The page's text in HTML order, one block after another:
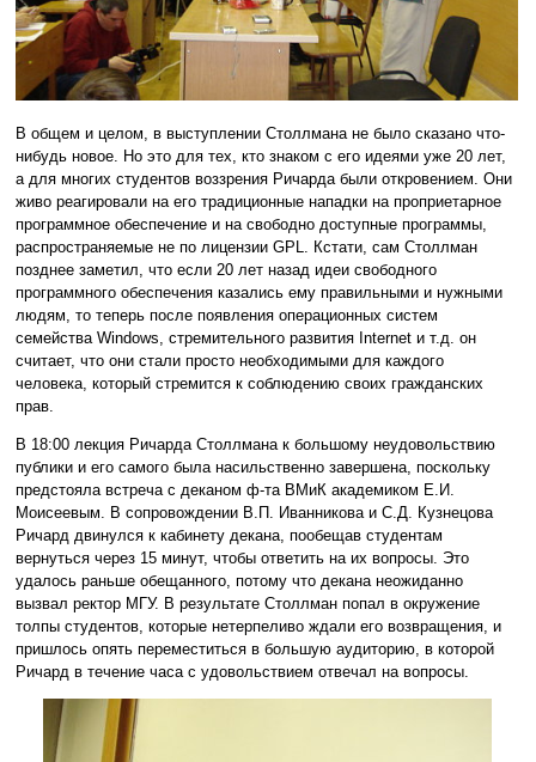
В общем и целом, в выступлении Столлмана не было сказано что-
нибудь новое. Но это для тех, кто знаком с его идеями уже 20 лет,
а для многих студентов воззрения Ричарда были откровением. Они
живо реагировали на его традиционные нападки на проприетарное
программное обеспечение и на свободно доступные программы,
распространяемые не по лицензии GPL. Кстати, сам Столлман
позднее заметил, что если 20 лет назад идеи свободного
программного обеспечения казались ему правильными и нужными
людям, то теперь после появления операционных систем
семейства Windows, стремительного развития Internet и т.д. он
считает, что они стали просто необходимыми для каждого
человека, который стремится к соблюдению своих гражданских
прав.
В 18:00 лекция Ричарда Столлмана к большому неудовольствию
публики и его самого была насильственно завершена, поскольку
предстояла встреча с деканом ф-та ВМиК академиком Е.И.
Моисеевым. В сопровождении В.П. Иванникова и С.Д. Кузнецова
Ричард двинулся к кабинету декана, пообещав студентам
вернуться через 15 минут, чтобы ответить на их вопросы. Это
удалось раньше обещанного, потому что декана неожиданно
вызвал ректор МГУ. В результате Столлман попал в окружение
толпы студентов, которые нетерпеливо ждали его возвращения, и
пришлось опять переместиться в большую аудиторию, в которой
Ричард в течение часа с удовольствием отвечал на вопросы.